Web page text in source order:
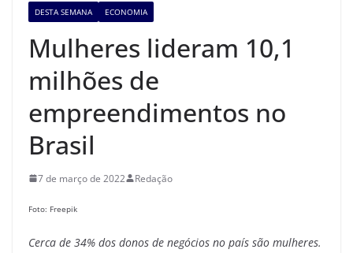
DESTA SEMANA ECONOMIA
Mulheres lideram 10,1
milhões de
empreendimentos no
Brasil
7 de março de 2022 Redação
Foto: Freepik
Cerca de 34% dos donos de negócios no país são mulheres.